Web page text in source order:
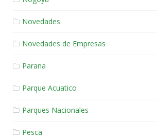
Novedades
Novedades de Empresas
Parana
Parque Acuatico
Parques Nacionales
Pesca